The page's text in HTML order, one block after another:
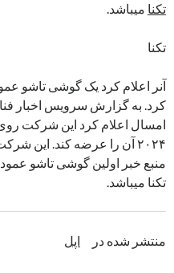
تکنا میباشد.
تکنا
کرد. به گزارش سرویس اخبار
امسال اعلام کرد این شرکت
۲۰۲۴ آن را عرضه کند. این شرکت
منبع خبر اولین گوشی تاشو
تکنا میباشد.
منتشر شده در اپل